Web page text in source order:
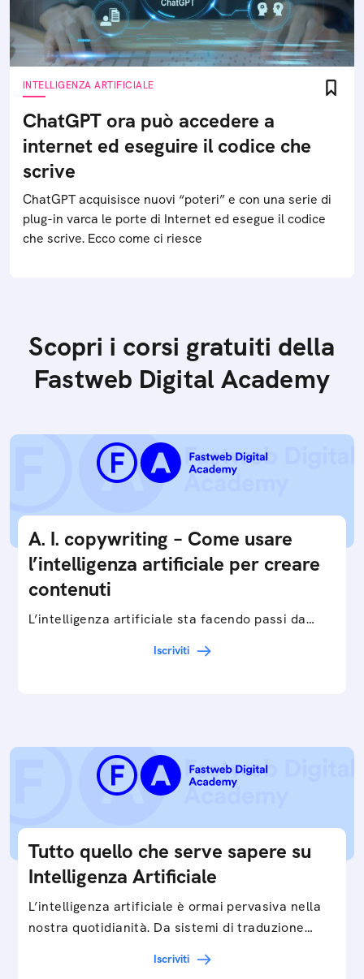
INTELLIGENZA ARTIFICIALE
ChatGPT ora può accedere a
internet ed eseguire il codice che
scrive
ChatGPT acquisisce nuovi “poteri” e con una serie di
plug-in varca le porte di Internet ed esegue il codice
che scrive. Ecco come ci riesce
Scopri i corsi gratuiti della
Fastweb Digital Academy
A. I. copywriting – Come usare
l’intelligenza artificiale per creare
contenuti
L’intelligenza artificiale sta facendo passi da
interpretazione dei big data ai chatbot e virtual…
Iscriviti
Tutto quello che serve sapere su
Intelligenza Artificiale
L’intelligenza artificiale è ormai pervasiva nella
nostra quotidianità. Da sistemi di traduzione
Iscriviti